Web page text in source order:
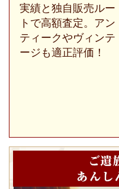
実績と独自販売ルー
トで高額査定。アン
ティークやヴィンテ
ージも適正評価！